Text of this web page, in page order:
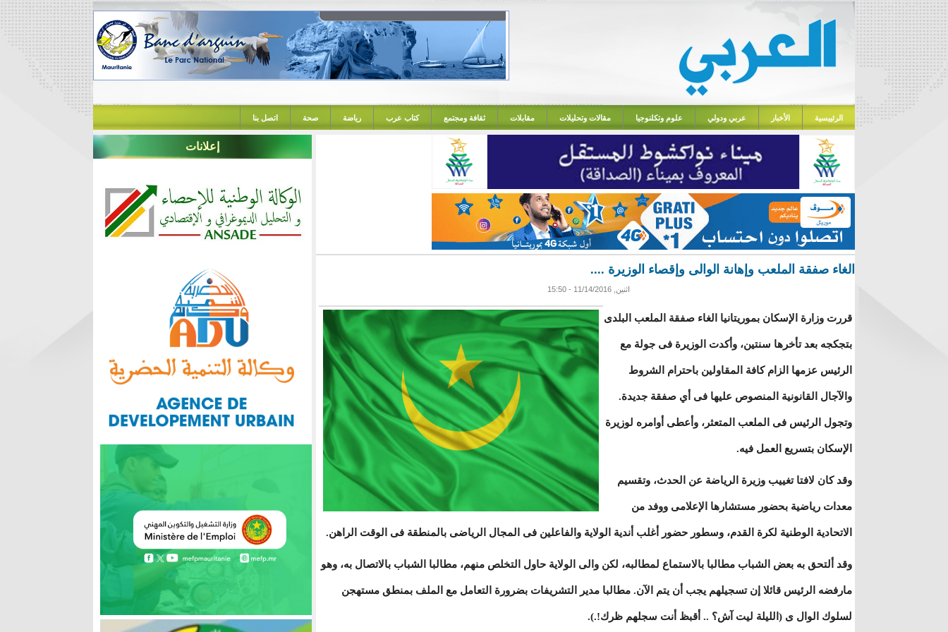
الرئييسية الأخبار عربي ودولي علوم وتكلنوجيا مقالات وتحليلات مقابلات ثقافة ومجتمع كتاب عرب رياضة صحة اتصل بنا
الغاء صفقة الملعب وإهانة الوالى وإقصاء الوزيرة ....
اثنين, 11/14/2016 - 15:50
قررت وزارة الإسكان بموريتانيا الغاء صفقة الملعب البلدى
بتجكجه بعد تأخرها سنتين، وأكدت الوزيرة فى جولة مع
الرئيس عزمها الزام كافة المقاولين باحترام الشروط
والآجال القانونية المنصوص عليها فى أي صفقة جديدة.
وتجول الرئيس فى الملعب المتعثر، وأعطى أوامره لوزيرة
الإسكان بتسريع العمل فيه.
وقد كان لافتا تغييب وزيرة الرياضة عن الحدث، وتقسيم
معدات رياضية بحضور مستشارها الإعلامى ووفد من
الاتحادية الوطنية لكرة القدم، وسطور حضور أغلب أندية الولاية والفاعلين فى المجال الرياضى بالمنطقة فى الوقت الراهن.
وقد ألتحق به بعض الشباب مطالبا بالاستماع لمطالبه، لكن والى الولاية حاول التخلص منهم، مطالبا الشباب بالاتصال به، وهو
مارفضه الرئيس قائلا إن تسجيلهم يجب أن يتم الآن. مطالبا مدير التشريفات بضرورة التعامل مع الملف بمنطق مستهجن
لسلوك الوال ى (الليلة ليت آش؟ .. أقبظ أنت سجلهم ظرك!.).
إعلانات